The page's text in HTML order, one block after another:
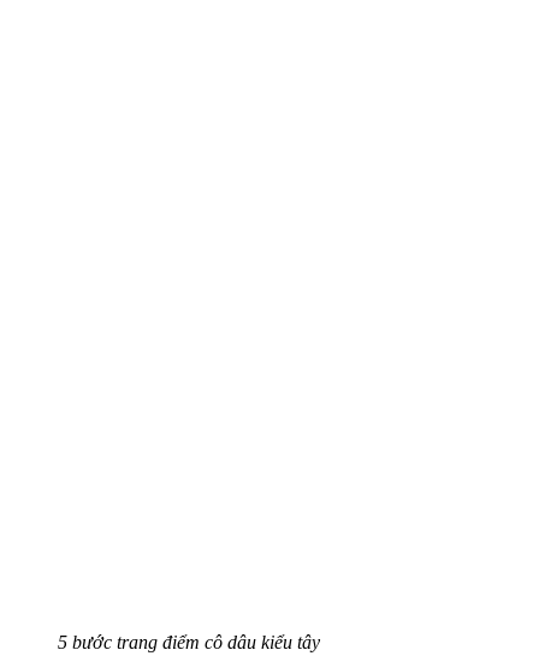
5 bước trang điểm cô dâu kiểu tây